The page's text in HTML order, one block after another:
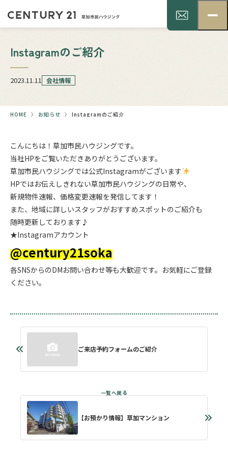
Instagramのご紹介
2023.11.11 会社情報
HOME お知らせ Instagramのご紹介
こんにちは！草加市民ハウジングです。
当社HPをご覧いただきありがとうございます。
草加市民ハウジングでは公式Instagramがございます
HPではお伝えしきれない草加市民ハウジングの日常や、
新規物件速報、価格変更速報を発信してます！
また、地域に詳しいスタッフがおすすめスポットのご紹介も
随時更新しております♪
★Instagramアカウント
@century21soka
各SNSからのDMお問い合わせ等も大歓迎です。お気軽にご登録
ください。
ご来店予約フォームのご紹介
【お預かり情報】草加マンション